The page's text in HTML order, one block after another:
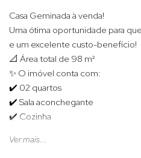
Casa Geminada à venda!
Uma ótima oportunidade para
e um excelente custo-benefício!
📐 Área total de 98 m²
✨ O imóvel conta com:
✔️ 02 quartos
✔️ Sala aconchegante
✔️ Cozinha
✔️ Vaga de garagem
Ver mais...